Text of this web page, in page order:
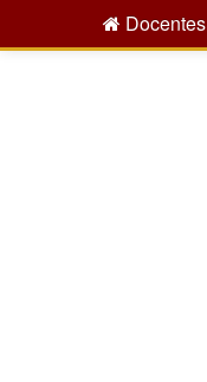
Docentes